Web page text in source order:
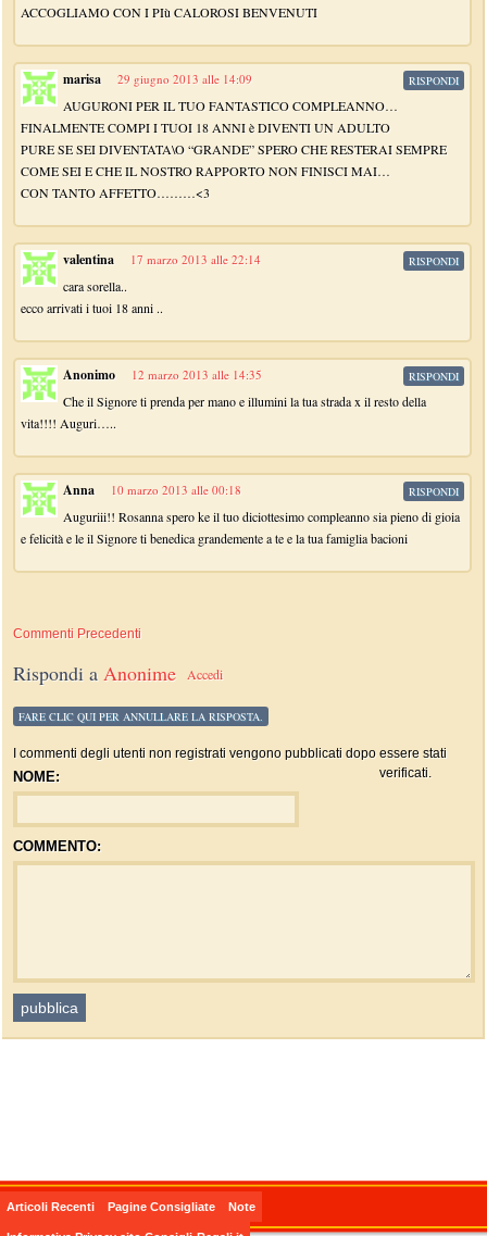
ACCOGLIAMO CON I PIù CALOROSI BENVENUTI
marisa 29 giugno 2013 alle 14:09
AUGURONI PER IL TUO FANTASTICO COMPLEANNO…
FINALMENTE COMPI I TUOI 18 ANNI è DIVENTI UN ADULTO
PURE SE SEI DIVENTATA\O “GRANDE” SPERO CHE RESTERAI SEMPRE
COME SEI E CHE IL NOSTRO RAPPORTO NON FINISCI MAI…
CON TANTO AFFETTO………<3
RISPONDI
valentina 17 marzo 2013 alle 22:14
cara sorella..
ecco arrivati i tuoi 18 anni ..
RISPONDI
Anonimo 12 marzo 2013 alle 14:35
Che il Signore ti prenda per mano e illumini la tua strada x il resto della
vita!!!! Auguri…..
RISPONDI
Anna 10 marzo 2013 alle 00:18
Auguriii!! Rosanna spero ke il tuo diciottesimo compleanno sia pieno di gioia
e felicità e le il Signore ti benedica grandemente a te e la tua famiglia bacioni
RISPONDI
Commenti Precedenti
Rispondi aAnonime Accedi
FARE CLIC QUI PER ANNULLARE LA RISPOSTA.
I commenti degli utenti non registrati vengono pubblicati dopo essere stati
verificati.
NOME:
COMMENTO:
Articoli Recenti Pagine Consigliate Note